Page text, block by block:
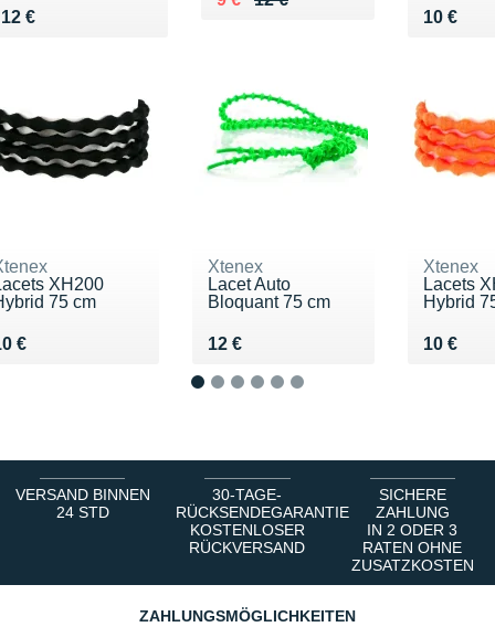
12 €
Vendu 12 € 10 €
Vendu
XH200
75 cm
€ 10 €
Xtenex
Lacet Auto
Bloquant 75 cm
12 €
Vendu 12 €
Xtenex
Lacets
Hybrid
10 €
Vendu
VERSAND BINNEN
24 STD
30-TAGE-
RÜCKSENDEGARANTIE
KOSTENLOSER
RÜCKVERSAND
SICHERE
ZAHLUNG
IN 2 ODER 3
RATEN OHNE
ZUSATZKOSTEN
ZAHLUNGSMÖGLICHKEITEN